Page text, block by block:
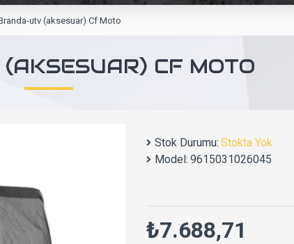
utv (aksesuar) Cf Moto
CF MOTO
Stok Durumu: Stokta Yok
Model: 9615031026045
₺7.688,71